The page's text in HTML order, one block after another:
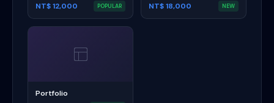
NT$ 12,000
POPULAR
NT$ 18,000
NEW
Portfolio